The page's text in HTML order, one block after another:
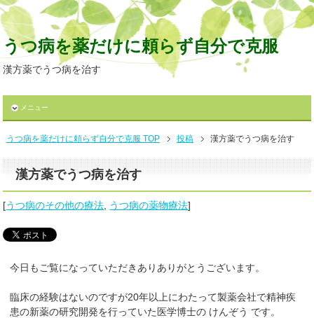
うつ病を薬だけに頼らず自分で克服
漢方薬でうつ病を治す
メニュー
うつ病を薬だけに頼らず自分で克服 TOP 投稿 漢方薬でうつ病を治す
漢方薬でうつ病を治す
[うつ病のその他の療法 うつ病の薬物療法]
今日もご覧になっていただきありありがとうございます。
臨床の経験はないのですが20年以上にわたって製薬会社で精神疾
患の新薬の研究開発を行っていた医学博士の けんぞう です。